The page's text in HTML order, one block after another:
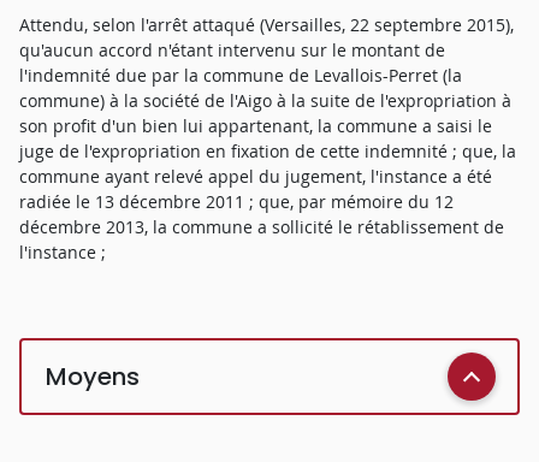
Attendu, selon l'arrêt attaqué (Versailles, 22 septembre 2015),
qu'aucun accord n'étant intervenu sur le montant de
l'indemnité due par la commune de Levallois-Perret (la
commune) à la société de l'Aigo à la suite de l'expropriation à
son profit d'un bien lui appartenant, la commune a saisi le
juge de l'expropriation en fixation de cette indemnité ; que, la
commune ayant relevé appel du jugement, l'instance a été
radiée le 13 décembre 2011 ; que, par mémoire du 12
décembre 2013, la commune a sollicité le rétablissement de
l'instance ;
Moyens